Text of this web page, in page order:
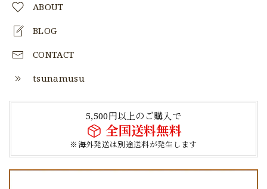
ABOUT
BLOG
CONTACT
tsunamusu
5,500円以上のご購入で
全国送料無料
※海外発送は別途送料が発生します